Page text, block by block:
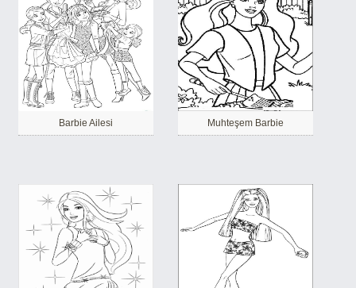
Barbie Ailesi Muhteşem Barbie